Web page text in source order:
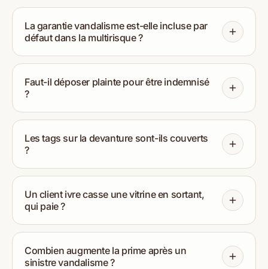
La garantie vandalisme est-elle incluse par
défaut dans la multirisque ?
Faut-il déposer plainte pour être indemnisé
?
Les tags sur la devanture sont-ils couverts
?
Un client ivre casse une vitrine en sortant,
qui paie ?
Combien augmente la prime après un
sinistre vandalisme ?